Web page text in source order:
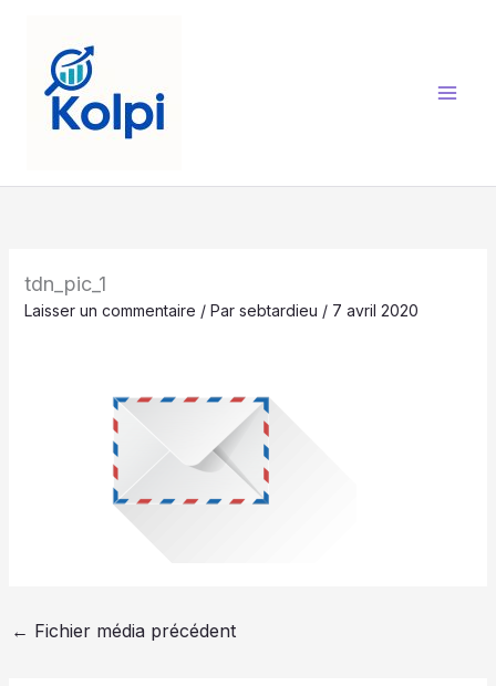
contenu
tdn_pic_1
Laisser un commentaire / Par sebtardieu / 7 avril 2020
← Fichier média précédent